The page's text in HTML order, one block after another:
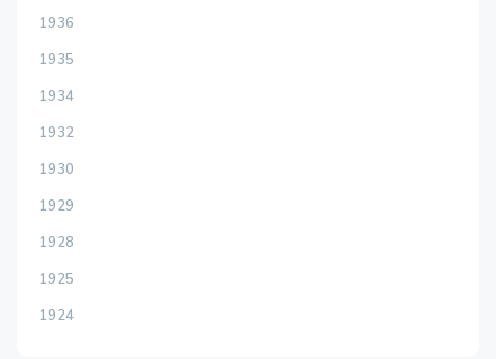
1936
1935
1934
1932
1930
1929
1928
1925
1924